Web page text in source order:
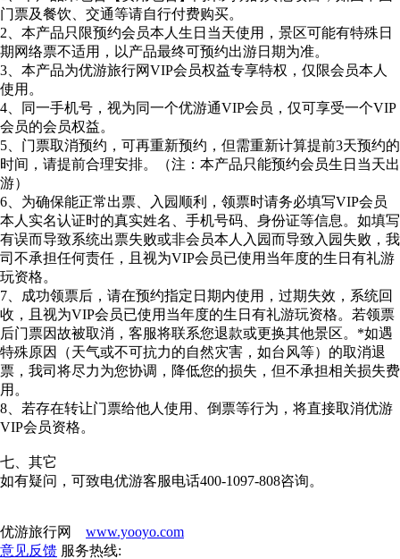
门票及餐饮、交通等请自行付费购买。
2、本产品只限预约会员本人生日当天使用，景区可能有特殊日
期网络票不适用，以产品最终可预约出游日期为准。
3、本产品为优游旅行网VIP会员权益专享特权，仅限会员本人
使用。
4、同一手机号，视为同一个优游通VIP会员，仅可享受一个VIP
会员的会员权益。
5、门票取消预约，可再重新预约，但需重新计算提前3天预约的
时间，请提前合理安排。（注：本产品只能预约会员生日当天出
游）
6、为确保能正常出票、入园顺利，领票时请务必填写VIP会员
本人实名认证时的真实姓名、手机号码、身份证等信息。如填写
有误而导致系统出票失败或非会员本人入园而导致入园失败，我
司不承担任何责任，且视为VIP会员已使用当年度的生日有礼游
玩资格。
7、成功领票后，请在预约指定日期内使用，过期失效，系统回
收，且视为VIP会员已使用当年度的生日有礼游玩资格。若领票
后门票因故被取消，客服将联系您退款或更换其他景区。*如遇
特殊原因（天气或不可抗力的自然灾害，如台风等）的取消退
票，我司将尽力为您协调，降低您的损失，但不承担相关损失费
用。
8、若存在转让门票给他人使用、倒票等行为，将直接取消优游
VIP会员资格。
七、其它
如有疑问，可致电优游客服电话400-1097-808咨询。
优游旅行网 www.yooyo.com
意见反馈 服务热线: